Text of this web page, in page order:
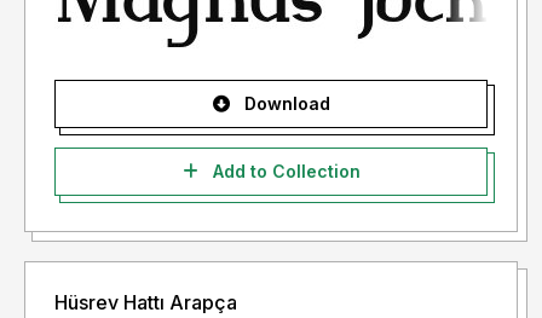
- Lisensi font setelah penggunaan silahkan gunakan sesuai
terms & condition yang berlaku setelah anda membeli
Informasi tentang Lisensi apa yang akan anda perlukan,
silahkan menghubungi kami di :
storytypestudio@gmail.com
Download
Add to Collection
Hüsrev Hattı Arapça